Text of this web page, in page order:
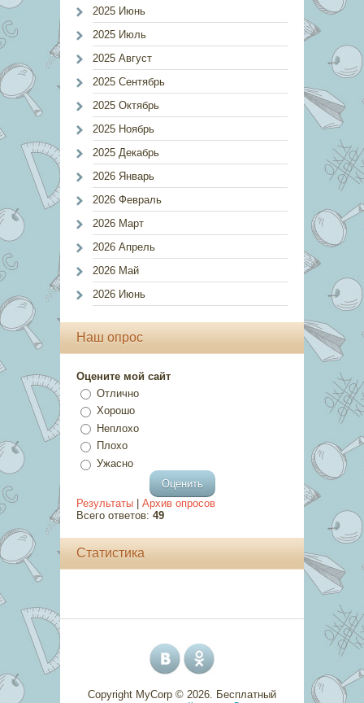
2025 Июнь
2025 Июль
2025 Август
2025 Сентябрь
2025 Октябрь
2025 Ноябрь
2025 Декабрь
2026 Январь
2026 Февраль
2026 Март
2026 Апрель
2026 Май
2026 Июнь
Наш опрос
Оцените мой сайт
Отлично
Хорошо
Неплохо
Плохо
Ужасно
Результаты | Архив опросов
Всего ответов: 49
Статистика
Copyright MyCorp © 2026 Бесплатный